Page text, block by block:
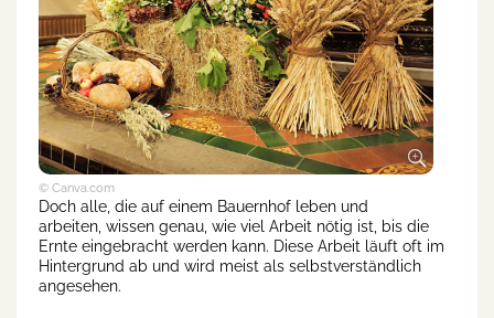
© Canva.com
Doch alle, die auf einem Bauernhof leben und
arbeiten, wissen genau, wie viel Arbeit nötig ist, bis die
Ernte eingebracht werden kann. Diese Arbeit läuft oft im
Hintergrund ab und wird meist als selbstverständlich
angesehen.